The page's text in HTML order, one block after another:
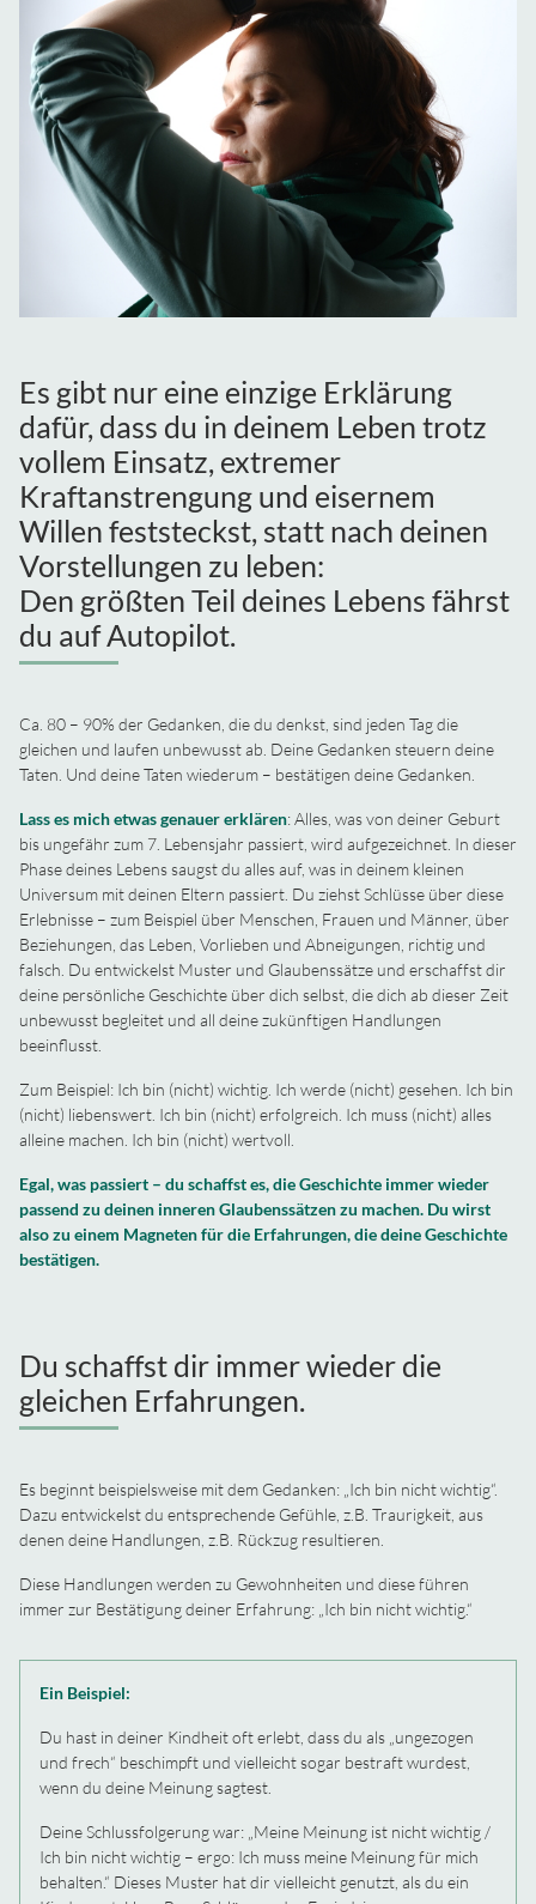
Es gibt nur eine einzige Erklärung
dafür, dass du in deinem Leben trotz
vollem Einsatz, extremer
Kraftanstrengung und eisernem
Willen feststeckst, statt nach deinen
Vorstellungen zu leben:
Den größten Teil deines Lebens fährst
du auf Autopilot.
Ca. 80 – 90% der Gedanken, die du denkst, sind jeden Tag die
gleichen und laufen unbewusst ab. Deine Gedanken steuern deine
Taten. Und deine Taten wiederum – bestätigen deine Gedanken.
Lass es mich etwas genauer erklären: Alles, was von deiner Geburt
bis ungefähr zum 7. Lebensjahr passiert, wird aufgezeichnet. In dieser
Phase deines Lebens saugst du alles auf, was in deinem kleinen
Universum mit deinen Eltern passiert. Du ziehst Schlüsse über diese
Erlebnisse – zum Beispiel über Menschen, Frauen und Männer, über
Beziehungen, das Leben, Vorlieben und Abneigungen, richtig und
falsch. Du entwickelst Muster und Glaubenssätze und erschaffst dir
deine persönliche Geschichte über dich selbst, die dich ab dieser Zeit
unbewusst begleitet und all deine zukünftigen Handlungen
beeinflusst.
Zum Beispiel: Ich bin (nicht) wichtig. Ich werde (nicht) gesehen. Ich bin
(nicht) liebenswert. Ich bin (nicht) erfolgreich. Ich muss (nicht) alles
alleine machen. Ich bin (nicht) wertvoll.
Egal, was passiert – du schaffst es, die Geschichte immer wieder
passend zu deinen inneren Glaubenssätzen zu machen. Du wirst
also zu einem Magneten für die Erfahrungen, die deine Geschichte
bestätigen.
Du schaffst dir immer wieder die
gleichen Erfahrungen.
Es beginnt beispielsweise mit dem Gedanken: „Ich bin nicht wichtig“.
Dazu entwickelst du entsprechende Gefühle, z.B. Traurigkeit, aus
denen deine Handlungen, z.B. Rückzug resultieren.
Diese Handlungen werden zu Gewohnheiten und diese führen
immer zur Bestätigung deiner Erfahrung: „Ich bin nicht wichtig.“
Ein Beispiel:
Du hast in deiner Kindheit oft erlebt, dass du als „ungezogen
und frech“ beschimpft und vielleicht sogar bestraft wurdest,
wenn du deine Meinung sagtest.
Deine Schlussfolgerung war: „Meine Meinung ist nicht wichtig /
Ich bin nicht wichtig – ergo: Ich muss meine Meinung für mich
behalten.“ Dieses Muster hat dir vielleicht genutzt, als du ein